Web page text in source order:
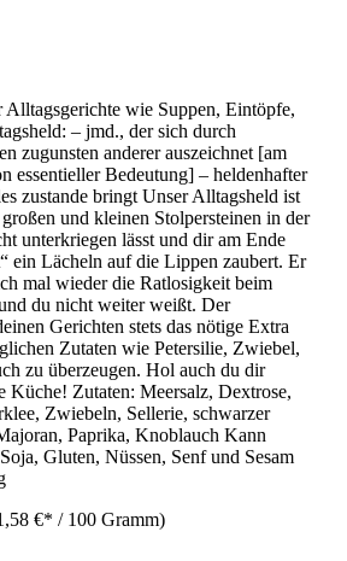
wie Suppen, Eintöpfe,
– jmd., der sich durch
zugunsten anderer auszeichnet [am
essentieller Bedeutung] – heldenhafter
zustande bringt Unser Alltagsheld ist
und kleinen Stolpersteinen in der
unterkriegen lässt und dir am Ende
ein Lächeln auf die Lippen zaubert. Er
mal wieder die Ratlosigkeit beim
du nicht weiter weißt. Der
Gerichten stets das nötige Extra
Zutaten wie Petersilie, Zwiebel,
zu überzeugen. Hol auch du dir
Küche! Zutaten: Meersalz, Dextrose,
Zwiebeln, Sellerie, schwarzer
Paprika, Knoblauch Kann
Gluten, Nüssen, Senf und Sesam
€* / 100 Gramm)